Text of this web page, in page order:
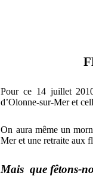
Pour ce 14 juillet
d’Olonne-sur-Mer et
On aura même un
Mer et une retraite aux
Mais que fêtons-